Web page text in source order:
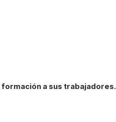
a sus trabajadores.